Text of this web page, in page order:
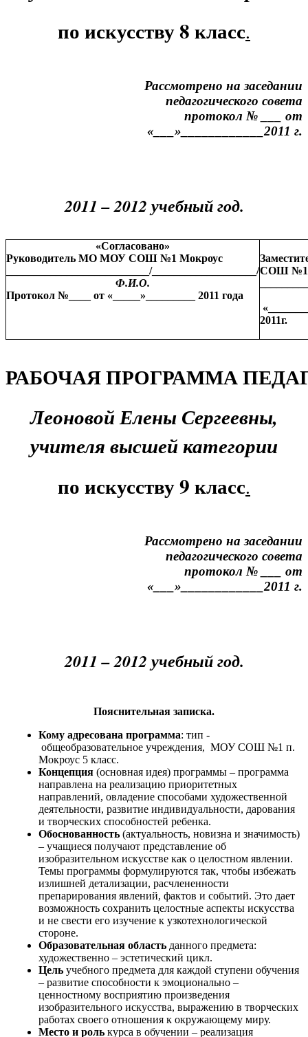
по искусству 8 класс.
Рассмотрено на заседании
педагогического совета
протокол № ___ от
«___»____________2011 г.
2011 – 2012 учебный год.
«Согласовано»
Руководитель МО МОУ СОШ №1 Мокроус
__________________________/___________________/
Ф.И.О.
Протокол №____ от «_____»_________ 2011 года
СОШ №1
2011г.
РАБОЧАЯПРОГРАММА
Леоновой Елены Сергеевны,
учителя высшей категории
по искусству 9 класс.
Рассмотрено на заседании
педагогического совета
протокол № ___ от
«___»____________2011 г.
2011 – 2012 учебный год.
Пояснительная записка.
Кому адресована программа: тип -
общеобразовательное учреждения, МОУ СОШ №1 п.
Мокроус 5 класс.
Концепция (основная идея) программы – программа
направлена на реализацию приоритетных
направлений, овладение способами художественной
деятельности, развитие индивидуальности, дарования
и творческих способностей ребенка.
Обоснованность (актуальность, новизна и значимость)
– учащиеся получают представление об
изобразительном искусстве как о целостном явлении.
Темы программы формулируются так, чтобы избежать
излишней детализации, расчлененности
препарирования явлений, фактов и событий. Это дает
возможность сохранить целостные аспекты искусства
и не свести его изучение к узкотехнологической
стороне.
Образовательная область данного предмета:
художественно – эстетический цикл.
Цель учебного предмета для каждой ступени обучения
– развитие способности к эмоционально –
ценностному восприятию произведения
изобразительного искусства, выражению в творческих
работах своего отношения к окружающему миру.
Место и роль курса в обучении – реализация